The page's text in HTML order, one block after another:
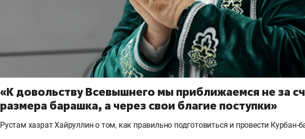
«К довольству Всевышнего мы приближаемся не за
размера барашка, а через свои благие поступки»
Рустам хазрат Хайруллин о том, как правильно подготовиться и провести Курбан-